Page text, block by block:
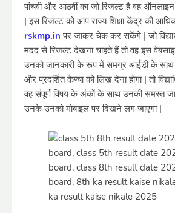
पांचवी और आठवीं का जो रिजल्ट है वह ऑनलाइन
| इस रिजल्ट को आप राज्य शिक्षा केंद्र की
rskmp.in पर जाकर चेक कर सकेंगे | जो
मदद से रिजल्ट देखना चाहते हैं तो वह इस
उनको जानकारी के रूप में समग्र आईडी के साथ
और प्रदर्शित कैप्चा को लिख देना होगा | तो
वह संपूर्ण विषय के अंकों के साथ उनकी समस्त
उनके उनको मोबाइल पर दिखने लग जाएगा |